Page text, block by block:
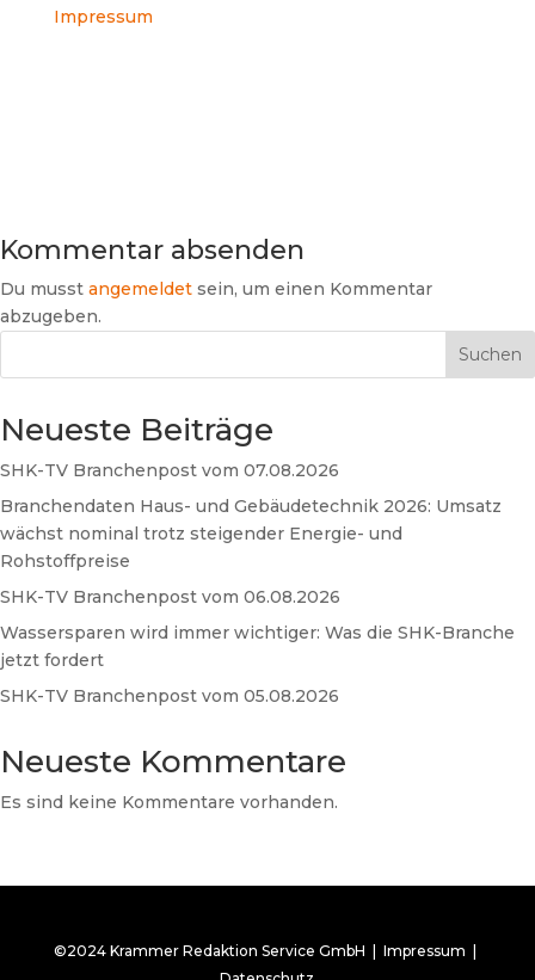
Impressum
Kommentar absenden
Du musst angemeldet sein, um einen Kommentar
abzugeben.
Suchen
Neueste Beiträge
SHK-TV Branchenpost vom 07.08.2026
Branchendaten Haus- und Gebäudetechnik 2026: Umsatz
wächst nominal trotz steigender Energie- und
Rohstoffpreise
SHK-TV Branchenpost vom 06.08.2026
Wassersparen wird immer wichtiger: Was die SHK-Branche
jetzt fordert
SHK-TV Branchenpost vom 05.08.2026
Neueste Kommentare
Es sind keine Kommentare vorhanden.
©2024 Krammer Redaktion Service GmbH |Impressum